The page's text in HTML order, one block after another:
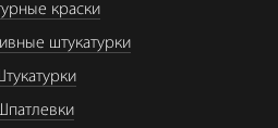
краски
штукатурки